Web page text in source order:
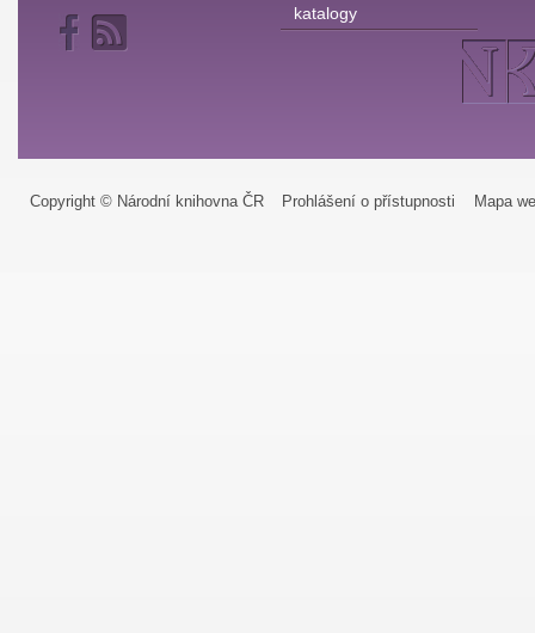
katalogy
Copyright © Národní knihovna ČR Prohlášení o přístupnosti Mapa